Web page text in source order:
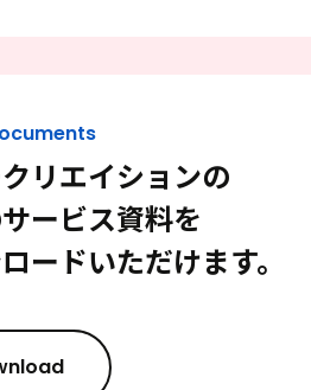
リエイションの
ービス資料を
ードいただけます。